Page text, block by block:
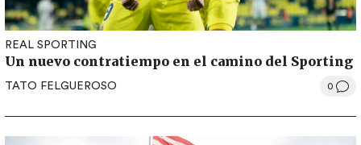
REAL SPORTING
Un nuevo contratiempo en el camino del Sporting
TATO FELGUEROSO 0